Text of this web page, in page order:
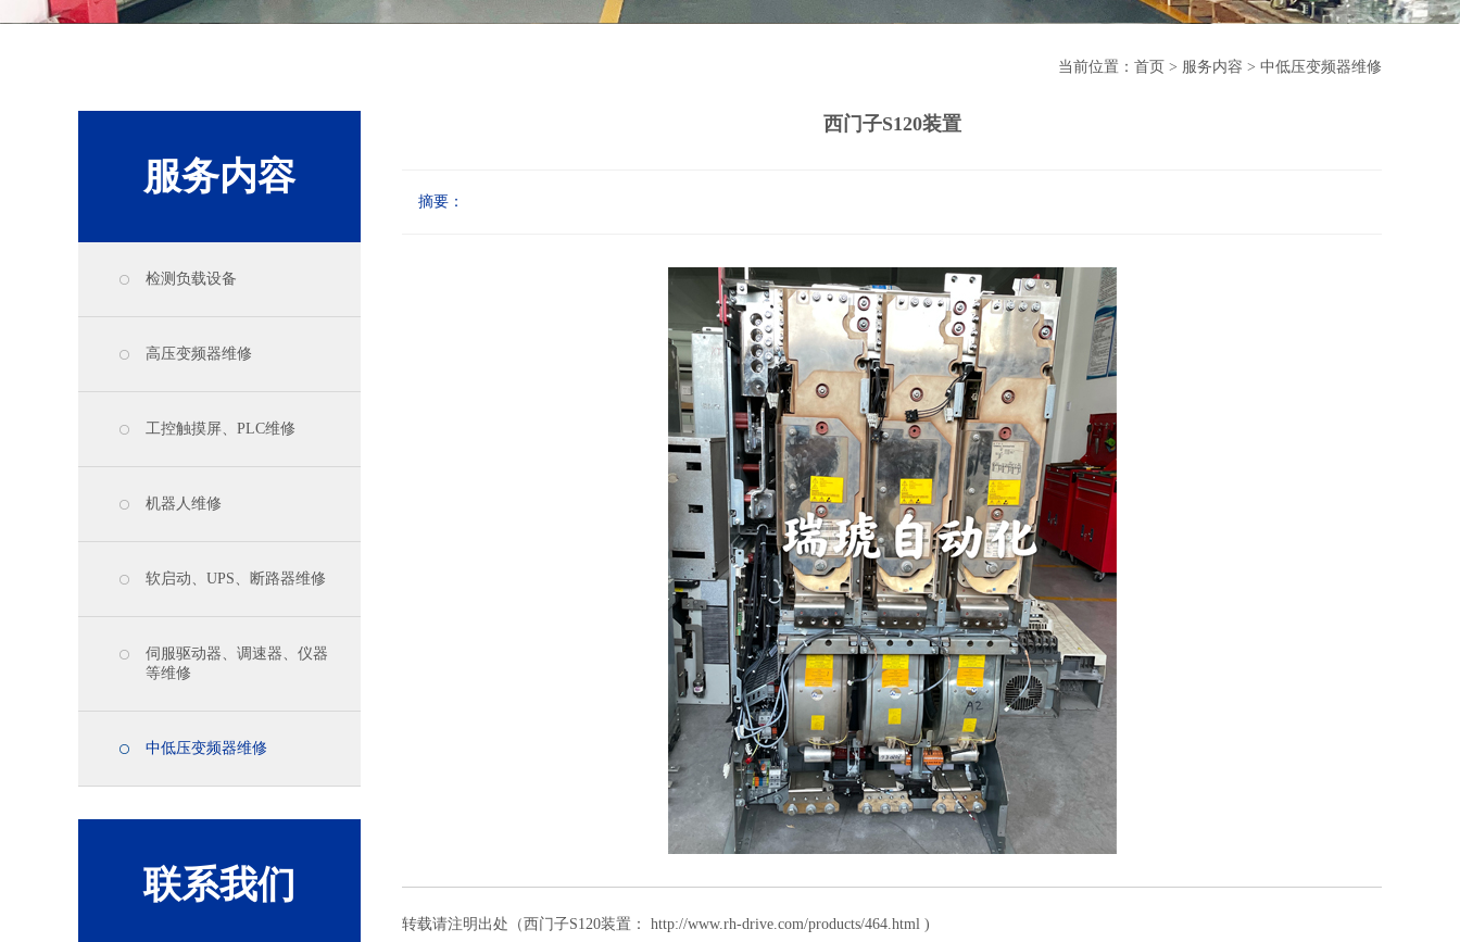
当前位置： 首页 > 服务内容 > 中低压变频器维修
服务内容
检测负载设备
高压变频器维修
工控触摸屏、PLC维修
机器人维修
软启动、UPS、断路器维修
伺服驱动器、调速器、仪器
等维修
中低压变频器维修
联系我们
西门子S120装置
摘要：
转载请注明出处（西门子S120装置： http://www.rh-drive.com/products/464.html )